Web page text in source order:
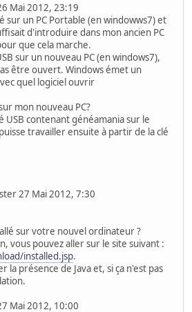
Mai 2012, 23:19
sur un PC Portable (en windowws7) et
d'introduire dans mon ancien PC
que cela marche.
sur un nouveau PC (en windows7),
être ouvert. Windows émet un
quel logiciel ouvrir
mon nouveau PC?
USB contenant généamania sur le
travailler ensuite à partir de la clé
27 Mai 2012, 7:30
sur votre nouvel ordinateur ?
vous pouvez aller sur le site suivant :
installed.jsp.
la présence de Java et, si ça n'est pas
Mai 2012, 10:00